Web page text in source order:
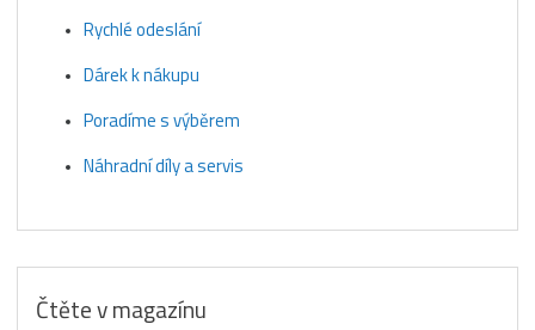
Rychlé odeslání
Dárek k nákupu
Poradíme s výběrem
Náhradní díly a servis
Čtěte v magazínu